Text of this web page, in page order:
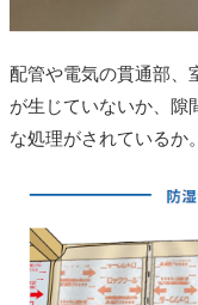
配管や電気の貫通部、
が生じていないか、隙
な処理がされているか。